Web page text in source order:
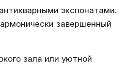
экспонатами.
завершенный
зала или уютной